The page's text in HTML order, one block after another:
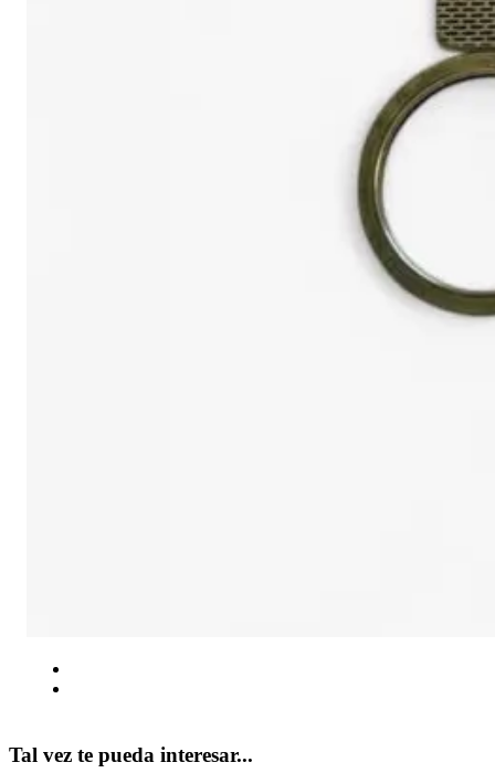
Tal vez te pueda interesar...